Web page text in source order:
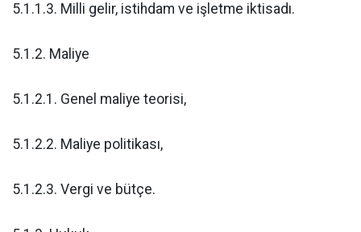
5.1.1.3. Milli gelir, istihdam ve işletme iktisadı.
5.1.2. Maliye
5.1.2.1. Genel maliye teorisi,
5.1.2.2. Maliye politikası,
5.1.2.3. Vergi ve bütçe.